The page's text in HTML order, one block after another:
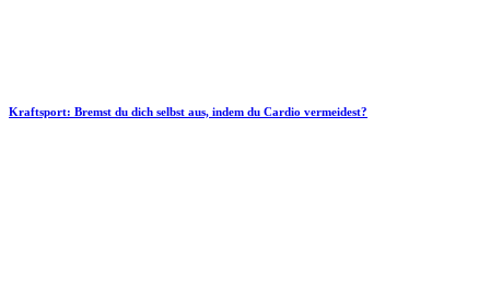
Kraftsport: Bremst du dich selbst aus, indem du Cardio vermeidest?